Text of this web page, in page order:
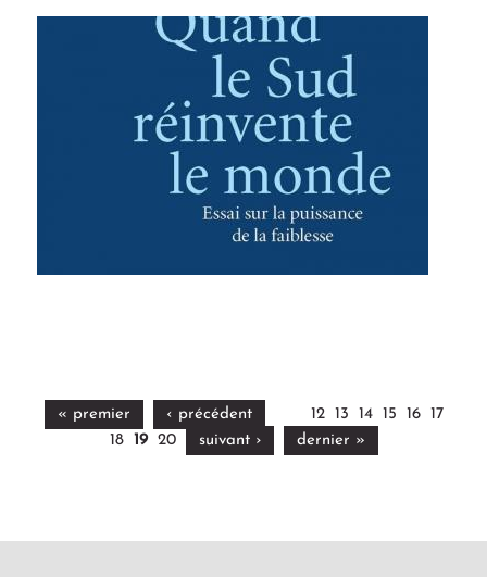
« premier ‹ précédent 12 13 14 15 16
17
18
19 20 suivant › dernier »